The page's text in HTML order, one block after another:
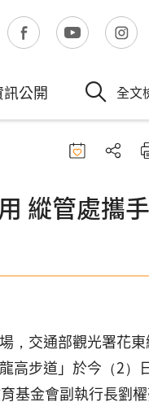
公開 全文
縱管處攜
，交通部觀光署花
高步道」於今（2）
基金會副執行長劉